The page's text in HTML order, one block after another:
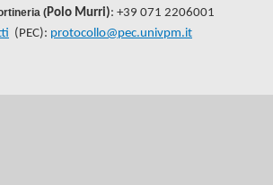
(Polo Murri): +39 071 2206001
(PEC): protocollo@pec.univpm.it